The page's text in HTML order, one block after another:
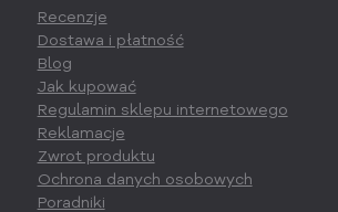
Recenzje
Dostawa i płatność
Blog
Jak kupować
Regulamin sklepu internetowego
Reklamacje
Zwrot produktu
Ochrona danych osobowych
Poradniki